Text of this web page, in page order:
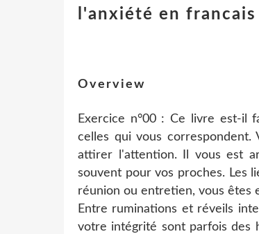
l'anxiété en
Overview
Exercice n°00 : Ce livre est-il
celles qui vous
attirer l'attention. Il vous est
souvent pour vos proches. Les
réunion ou entretien, vous êtes
Entre ruminations et réveils
votre intégrité sont parfois des